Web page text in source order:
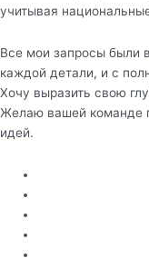
учитывая
Все мои запросы были
каждой детали, и с
Хочу выразить свою
Желаю вашей команде
идей.